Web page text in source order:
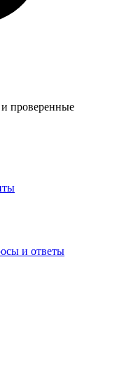
проверенные
и ответы